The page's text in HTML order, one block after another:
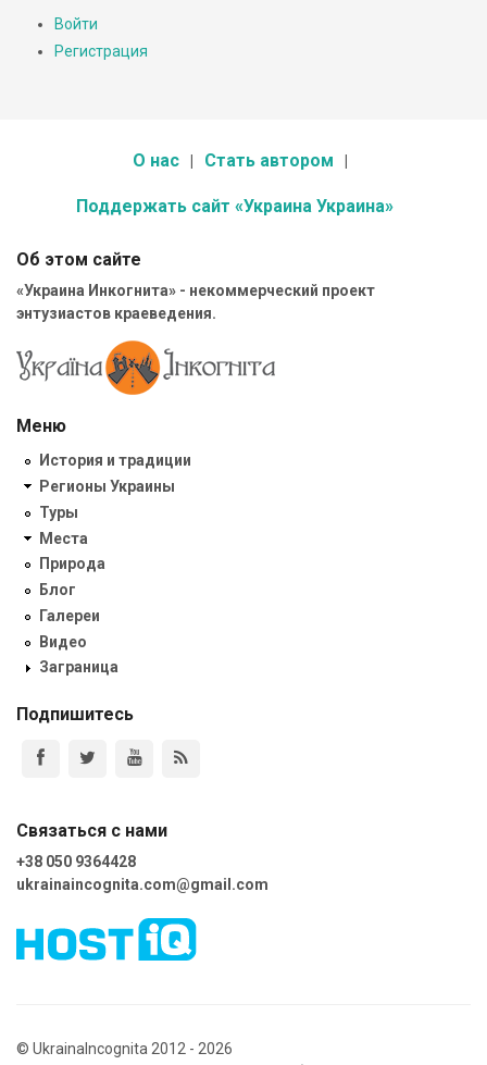
Войти
Регистрация
О нас Стать автором
Поддержать сайт «Украина Украина»
Об этом сайте
«Украина Инкогнита» - некоммерческий проект
энтузиастов краеведения.
Меню
История и традиции
Регионы Украины
Туры
Места
Природа
Блог
Галереи
Видео
Заграница
Подпишитесь
Связаться с нами
+38 050 9364428
ukrainaincognita.com@gmail.com
© UkrainaIncognita 2012 - 2026